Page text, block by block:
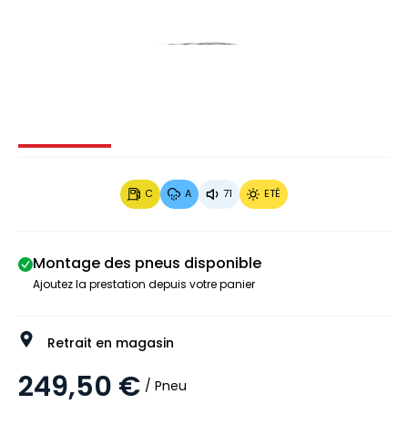
Image 1 sur 3
C A 71 ETÉ
Montage des pneus disponible
Ajoutez la prestation depuis votre panier
Retrait en magasin
249,50 € / Pneu